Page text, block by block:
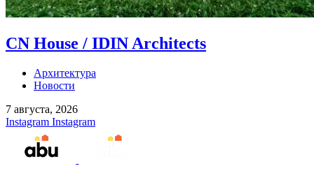
CN House / IDIN Architects
Архитектура
Новости
7 августа, 2026
Instagram Instagram